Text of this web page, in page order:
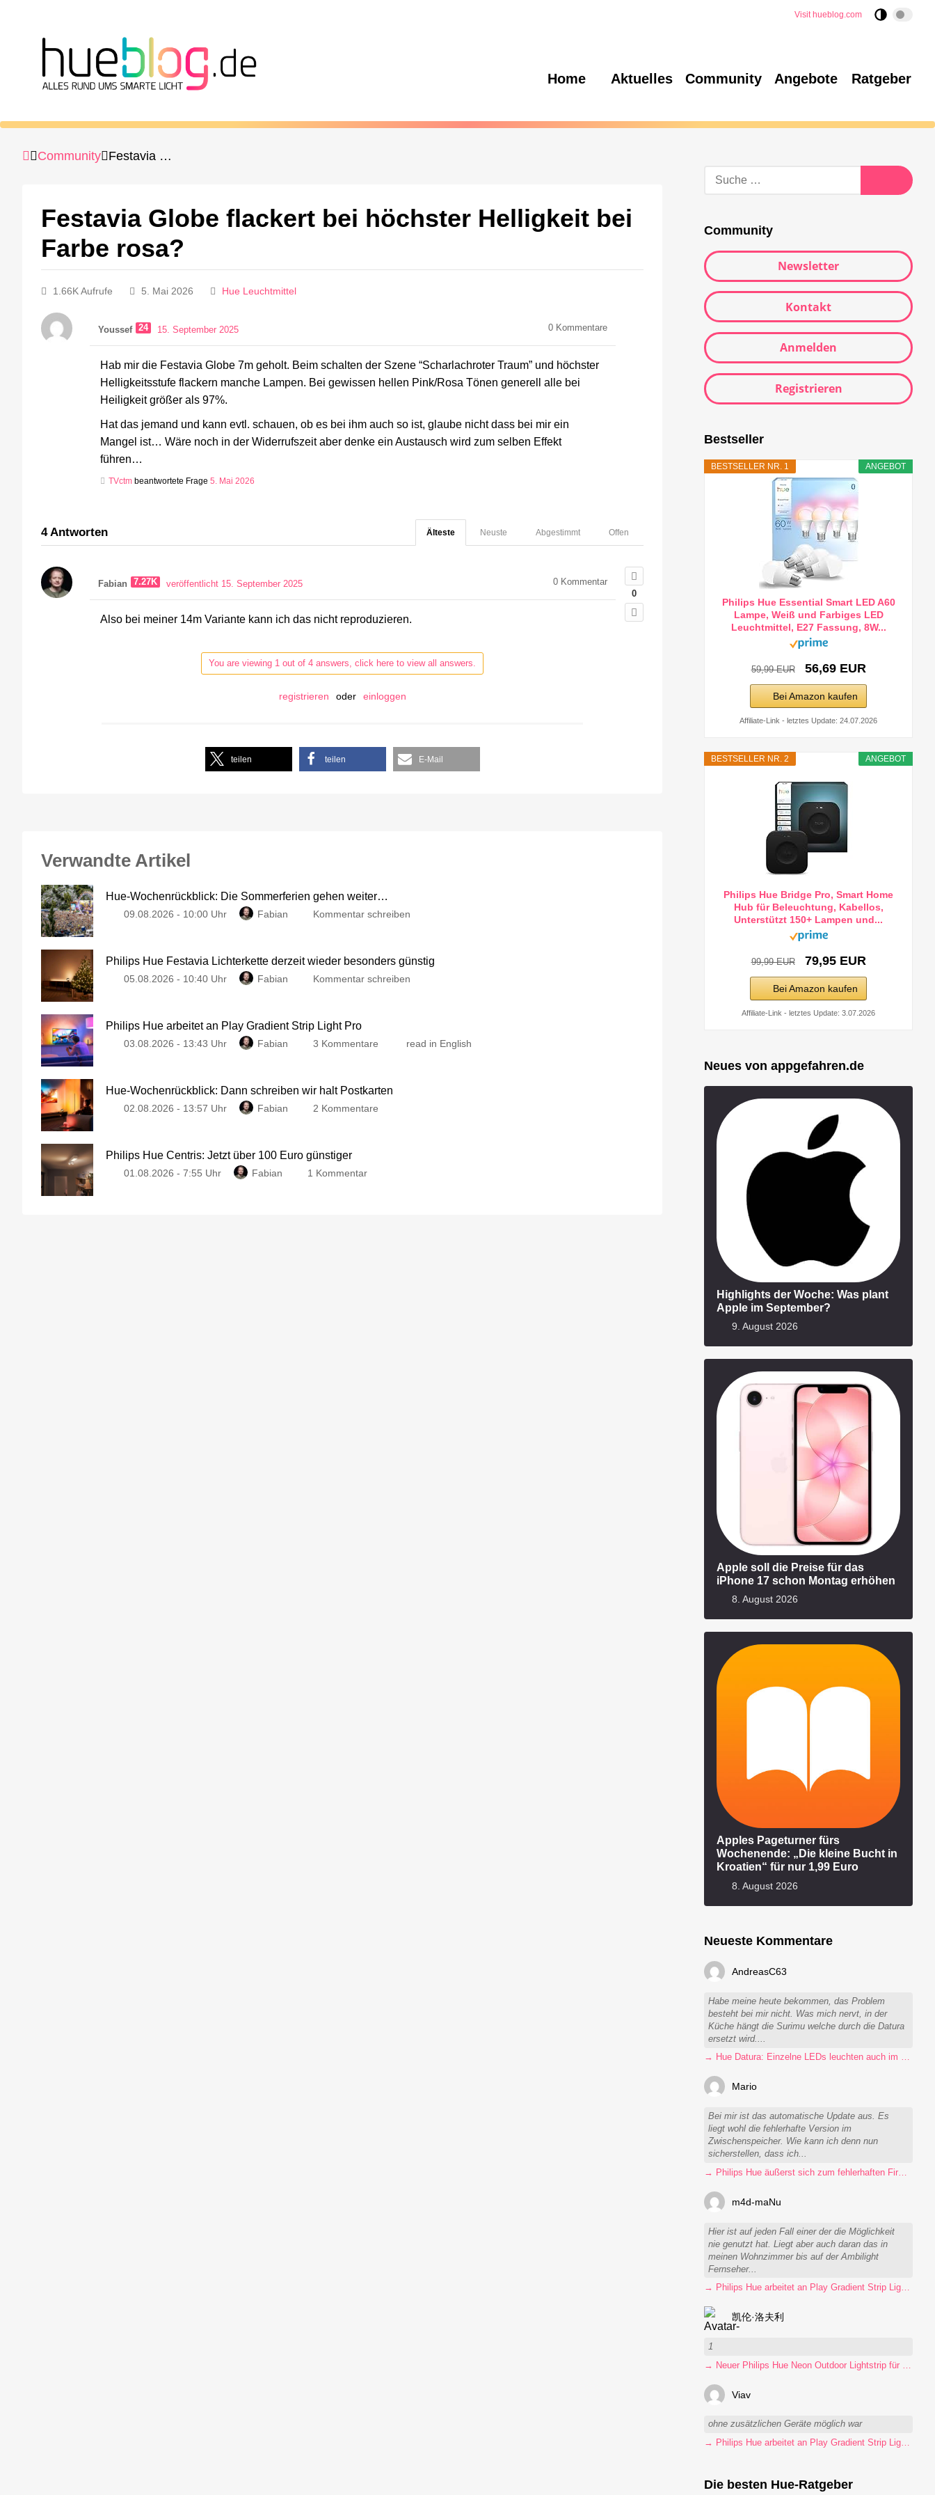
Visit hueblog.com
Home Aktuelles Community Angebote Ratgeber
Community Festavia Globe flackert bei höchster Helligkeit bei Farbe rosa?
Festavia Globe flackert bei höchster Helligkeit bei
Farbe rosa?
1.66K Aufrufe 5. Mai 2026 Hue Leuchtmittel
Youssef 24 15. September 2025 0 Kommentare
Hab mir die Festavia Globe 7m geholt. Beim schalten der Szene “Scharlachroter Traum” und höchster
Helligkeitsstufe flackern manche Lampen. Bei gewissen hellen Pink/Rosa Tönen generell alle bei
Heiligkeit größer als 97%.
Hat das jemand und kann evtl. schauen, ob es bei ihm auch so ist, glaube nicht dass bei mir ein
Mangel ist… Wäre noch in der Widerrufszeit aber denke ein Austausch wird zum selben Effekt
führen…
TVctm beantwortete Frage 5. Mai 2026
4Antworten Offen
Abgestimmt
Neuste
Älteste
0
Fabian 7.27K veröffentlicht 15. September 2025 0 Kommentar
Also bei meiner 14m Variante kann ich das nicht reproduzieren.
You are viewing 1 out of 4 answers, click here to view all answers.
registrieren oder einloggen
teilen teilen E-Mail
Verwandte Artikel
Hue-Wochenrückblick: Die Sommerferien gehen weiter…
09.08.2026 - 10:00 Uhr Fabian Kommentar schreiben
Philips Hue Festavia Lichterkette derzeit wieder besonders günstig
05.08.2026 - 10:40 Uhr Fabian Kommentar schreiben
Philips Hue arbeitet an Play Gradient Strip Light Pro
03.08.2026 - 13:43 Uhr Fabian 3 Kommentare read in English
Hue-Wochenrückblick: Dann schreiben wir halt Postkarten
02.08.2026 - 13:57 Uhr Fabian 2 Kommentare
Philips Hue Centris: Jetzt über 100 Euro günstiger
01.08.2026 - 7:55 Uhr Fabian 1 Kommentar
Community
Newsletter
Kontakt
Anmelden
Registrieren
Bestseller
ANGEBOT
BESTSELLER NR. 1
Philips Hue Essential Smart LED A60
Lampe, Weiß und Farbiges LED
Leuchtmittel, E27 Fassung, 8W...
59,99 EUR 56,69 EUR
Bei Amazon kaufen
Affiliate-Link - letztes Update: 24.07.2026
ANGEBOT
BESTSELLER NR. 2
Philips Hue Bridge Pro, Smart Home
Hub für Beleuchtung, Kabellos,
Unterstützt 150+ Lampen und...
99,99 EUR 79,95 EUR
Bei Amazon kaufen
Affiliate-Link - letztes Update: 3.07.2026
Neues von appgefahren.de
Highlights der Woche: Was plant
Apple im September?
9. August 2026
Apple soll die Preise für das
iPhone 17 schon Montag erhöhen
8. August 2026
Apples Pageturner fürs
Wochenende: „Die kleine Bucht in
Kroatien“ für nur 1,99 Euro
8. August 2026
Neueste Kommentare
AndreasC63
Habe meine heute bekommen, das Problem
besteht bei mir nicht. Was mich nervt, in der
Küche hängt die Surimu welche durch die Datura
ersetzt wird....
→ Hue Datura: Einzelne LEDs leuchten auch im ausgeschalteten Zustand
Mario
Bei mir ist das automatische Update aus. Es
liegt wohl die fehlerhafte Version im
Zwischenspeicher. Wie kann ich denn nun
sicherstellen, dass ich...
→ Philips Hue äußerst sich zum fehlerhaften Firmware-Update
m4d-maNu
Hier ist auf jeden Fall einer der die Möglichkeit
nie genutzt hat. Liegt aber auch daran das in
meinen Wohnzimmer bis auf der Ambilight
Fernseher...
→ Philips Hue arbeitet an Play Gradient Strip Light Pro
凯伦·洛夫利
1
Viav
ohne zusätzlichen Geräte möglich war
→ Philips Hue arbeitet an Play Gradient Strip Light Pro
Die besten Hue-Ratgeber